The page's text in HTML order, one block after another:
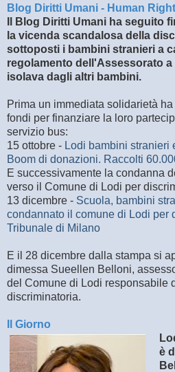
Blog Diritti Umani - Human
Il Blog Diritti Umani ha seguito
la vicenda scandalosa della
sottoposti i bambini stranieri a
regolamento dell'Assessorato
isolava dagli altri bambini.
Prima un immediata solidarietà
fondi per finanziare la loro
servizio bus:
15 ottobre - Lodi bambini stranieri
Boom di donazioni. Raccolti
E successivamente la condanna
verso il Comune di Lodi per
13 dicembre - Scuola, bambini
condannato il comune di Lodi per
Tribunale di Milano
E il 28 dicembre dalla stampa si
dimessa Sueellen Belloni,
del Comune di Lodi responsabile
discriminatoria.
Il Giorno
è